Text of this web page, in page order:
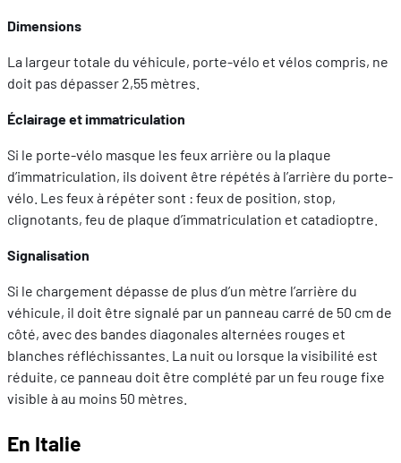
Dimensions
La largeur totale du véhicule, porte-vélo et vélos compris, ne
doit pas dépasser 2,55 mètres.
Éclairage et immatriculation
Si le porte-vélo masque les feux arrière ou la plaque
d’immatriculation, ils doivent être répétés à l’arrière du porte-
vélo. Les feux à répéter sont : feux de position, stop,
clignotants, feu de plaque d’immatriculation et catadioptre.
Signalisation
Si le chargement dépasse de plus d’un mètre l’arrière du
véhicule, il doit être signalé par un panneau carré de 50 cm de
côté, avec des bandes diagonales alternées rouges et
blanches réfléchissantes. La nuit ou lorsque la visibilité est
réduite, ce panneau doit être complété par un feu rouge fixe
visible à au moins 50 mètres.
En Italie